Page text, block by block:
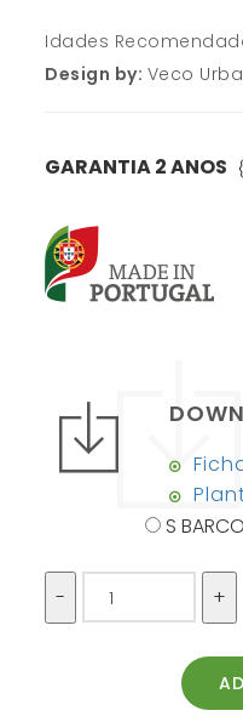
Idades
Design by: Veco
GARANTIA 2 ANOS
S